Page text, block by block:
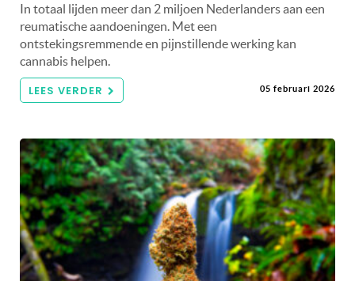
In totaal lijden meer dan 2 miljoen Nederlanders aan een
reumatische aandoeningen. Met een
ontstekingsremmende en pijnstillende werking kan
cannabis helpen.
LEES VERDER 05 februari 2026